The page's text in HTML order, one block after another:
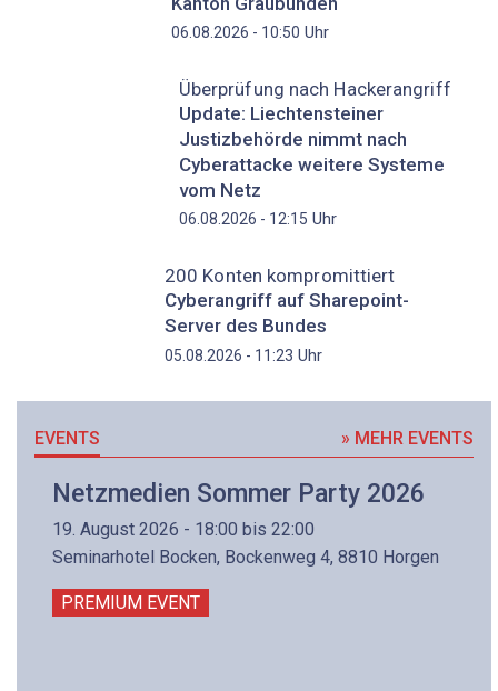
06.08.2026 - 10:50 Uhr
Überprüfung nach Hackerangriff
Update: Liechtensteiner
Justizbehörde nimmt nach
Cyberattacke weitere Systeme
vom Netz
06.08.2026 - 12:15 Uhr
200 Konten kompromittiert
Cyberangriff auf Sharepoint-
Server des Bundes
05.08.2026 - 11:23 Uhr
EVENTS » MEHR EVENTS
Netzmedien Sommer Party 2026
19. August 2026 - 18:00 bis 22:00
Seminarhotel Bocken, Bockenweg 4, 8810 Horgen
PREMIUM EVENT